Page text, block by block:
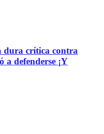
dura crítica contra
a defenderse ¡Y